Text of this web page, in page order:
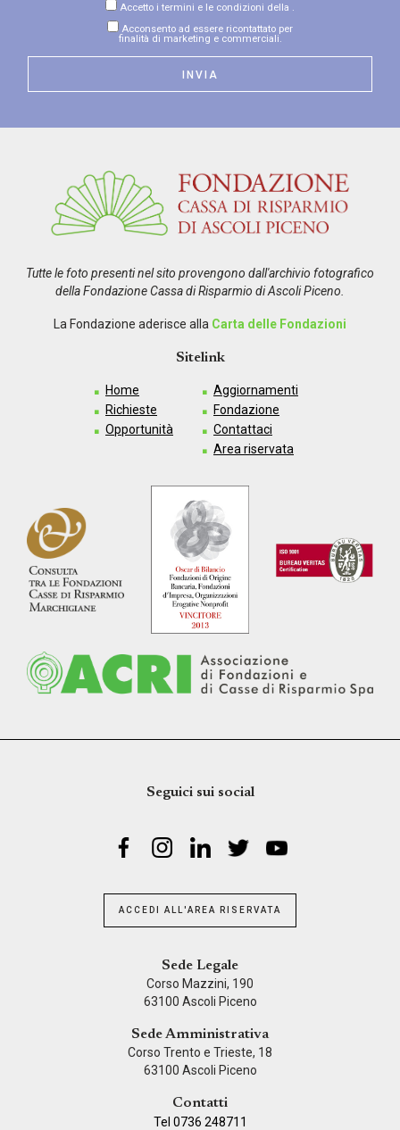
Accetto i termini e le condizioni della .
Acconsento ad essere ricontattato per
finalità di marketing e commerciali.
Tutte le foto presenti nel sito provengono dall'archivio fotografico
della Fondazione Cassa di Risparmio di Ascoli Piceno.
La Fondazione aderisce alla Carta delle Fondazioni
Sitelink
Home
Richieste
Opportunità
Aggiornamenti
Fondazione
Contattaci
Area riservata
Seguici sui social
ACCEDI ALL'AREA RISERVATA
Sede Legale
Corso Mazzini, 190
63100 Ascoli Piceno
Sede Amministrativa
Corso Trento e Trieste, 18
63100 Ascoli Piceno
Contatti
Tel 0736 248711